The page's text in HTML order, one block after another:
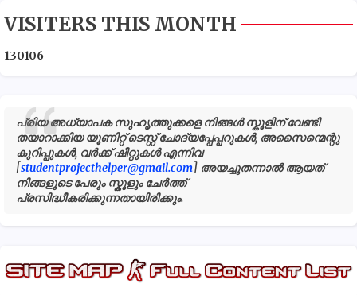
VISITERS THIS MONTH
130106
പ്രിയ അധ്യാപക സുഹൃത്തുക്കളെ നിങ്ങൾ സ്കൂളിന് വേണ്ടി
തയാറാക്കിയ യൂണിറ്റ് ടെസ്റ്റ് ചോദ്യപ്പേപ്പറുകൾ, അസൈന്മെന്റു
കുറിപ്പുകൾ, വർക്ക് ഷീറ്റുകൾ എന്നിവ
[studentprojecthelper@gmail.com] അയച്ചുതന്നാൽ ആയത്
നിങ്ങളുടെ പേരും സ്കൂളും ചേർത്ത്
പ്രസിദ്ധീകരിക്കുന്നതായിരിക്കും.